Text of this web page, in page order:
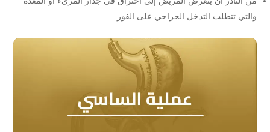
والتي تتطلب التدخل الجراحي على الفور.